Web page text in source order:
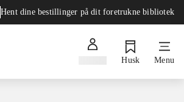
Hent dine bestillinger på dit foretrukne bibliotek
Husk Menu